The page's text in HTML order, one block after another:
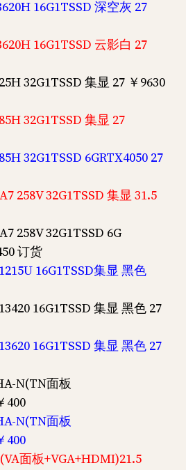
16G1TSSD 深空灰 27
16G1TSSD 云影白 27
32G1TSSD 集显 27 ￥9630
32G1TSSD 集显 27
32G1TSSD 6GRTX4050 27
258V 32G1TSSD 集显 31.5
258V 32G1TSSD 6G
订货
16G1TSSD集显 黑色
16G1TSSD 集显 黑色 27
16G1TSSD 集显 黑色 27
N(TN面板
400
N(TN面板
400
面板+VGA+HDMI)21.5